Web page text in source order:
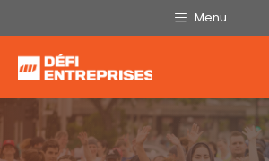
au
contenu
Menu